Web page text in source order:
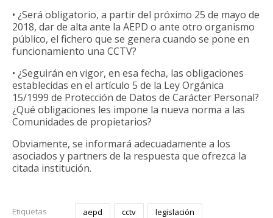
• ¿Será obligatorio, a partir del próximo 25 de mayo de
2018, dar de alta ante la AEPD o ante otro organismo
público, el fichero que se genera cuando se pone en
funcionamiento una CCTV?
• ¿Seguirán en vigor, en esa fecha, las obligaciones
establecidas en el artículo 5 de la Ley Orgánica
15/1999 de Protección de Datos de Carácter Personal?
¿Qué obligaciones les impone la nueva norma a las
Comunidades de propietarios?
Obviamente, se informará adecuadamente a los
asociados y partners de la respuesta que ofrezca la
citada institución.
Etiquetas aepd cctv
legislación